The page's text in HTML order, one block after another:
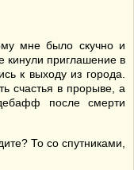
мне было скучно и
кинули приглашение в
к выходу из города.
счастья в прорыве, а
после смерти
То со спутниками,